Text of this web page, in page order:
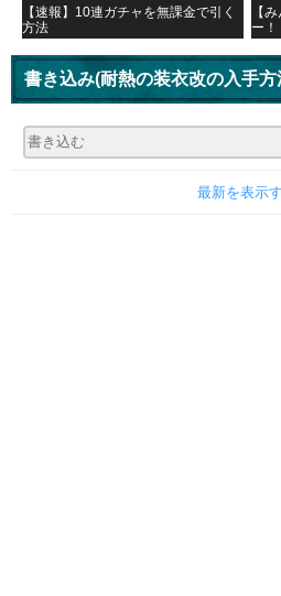
【速報】10連ガチャを無課金で引く
方法
【
ー！
書き込み(耐熱の装衣改の入手
最新を表示